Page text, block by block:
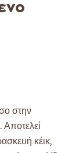
στην
Αποτελεί
κέικ,